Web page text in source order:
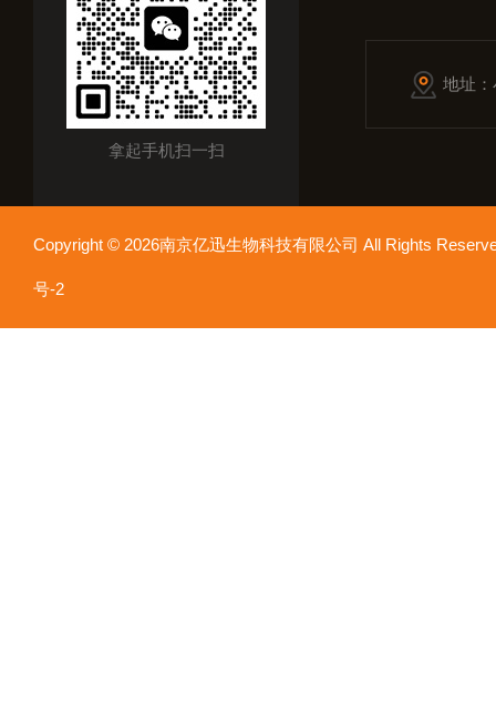
拿起手机扫一扫
地址
Copyright © 2026南京亿迅生物科技有限公司 All Rights
号-2